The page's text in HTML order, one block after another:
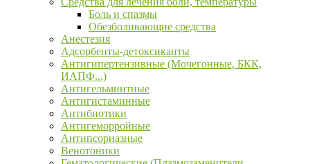
Боль и спазмы
Обезболивающие средства
Анестезия
Адсорбенты-детоксиканты
Антигипертензивные (Мочегонные, БКК,
ИАПФ...)
Антигельминтные
Антигистаминные
Антибиотики
Антигеморройные
Антипсориазные
Венотоники